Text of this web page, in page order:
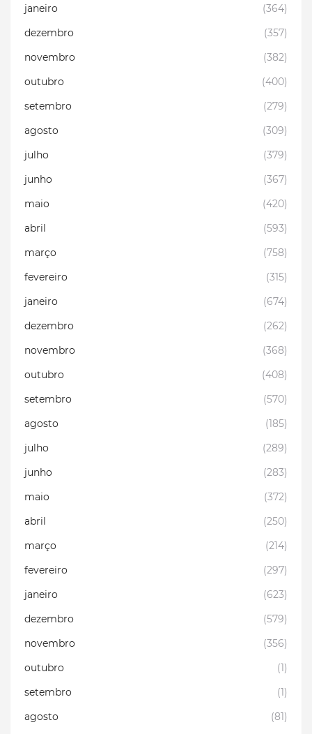
janeiro
(364)
dezembro
(357)
novembro
(382)
outubro
(400)
setembro
(279)
agosto
(309)
julho
(379)
junho
(367)
maio
(420)
abril
(593)
março
(758)
fevereiro
(315)
janeiro
(674)
dezembro
(262)
novembro
(368)
outubro
(408)
setembro
(570)
agosto
(185)
julho
(289)
junho
(283)
maio
(372)
abril
(250)
março
(214)
fevereiro
(297)
janeiro
(623)
dezembro
(579)
novembro
(356)
outubro
(1)
setembro
(1)
agosto
(81)